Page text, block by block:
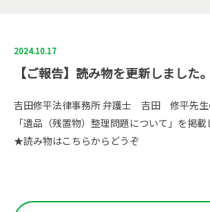
2024.10.17
【ご報告】読み物を更新しました。
吉田修平法律事務所 弁護士 吉田 修平先生
「遺品（残置物）整理問題について」を
★読み物はこちらからどうぞ